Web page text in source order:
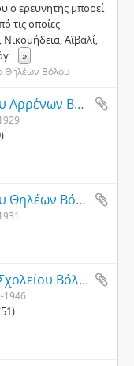
ο ερευνητής μπορεί
τις οποίες
Αϊβαλί,
... »
Θηλέων Βόλου
Αρχείο 2ου Δημοτικού Σχολείου Αρρένων Βόλου
Αρχείο 6ου Δημοτικού Σχολείου Θηλέων Βόλου
Αρχείο 6ου Μικτού Δημοτικού Σχολείου Βόλου
1946